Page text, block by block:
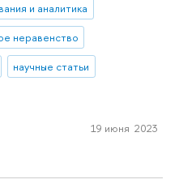
и аналитика
неравенство
научные статьи
19 июня 2023